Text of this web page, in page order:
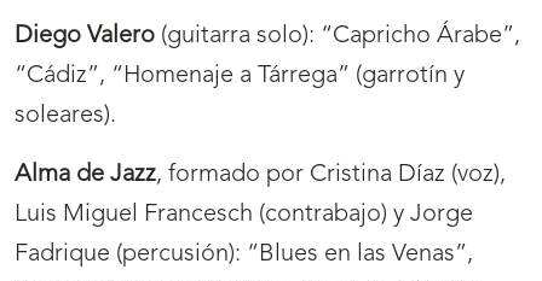
Diego Valero (guitarra solo): “Capricho Árabe”,
“Cádiz”, “Homenaje a Tárrega” (garrotín y
soleares).
Alma de Jazz, formado por Cristina Díaz (voz),
Luis Miguel Francesch (contrabajo) y Jorge
Fadrique (percusión): “Blues en las Venas”,